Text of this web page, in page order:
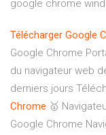
google chrome
Télécharger Google
Google Chrome
du navigateur web
derniers jours
Chrome 🥇
Google Chrome